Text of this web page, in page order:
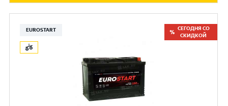
EUROSTART
СЕГОДНЯ СО
СКИДКОЙ